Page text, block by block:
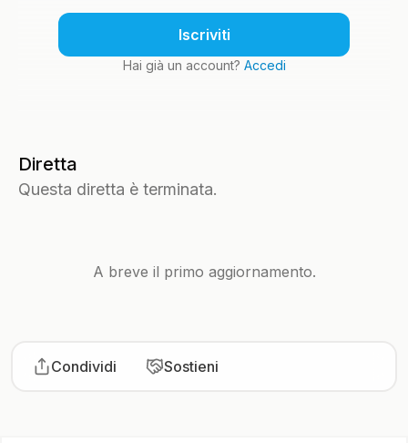
Iscriviti
Hai già un account? Accedi
Diretta
Questa diretta è terminata.
A breve il primo aggiornamento.
Condividi Sostieni